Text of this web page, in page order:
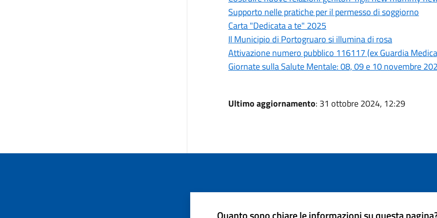
Supporto nelle pratiche per il permesso di soggiorno
Carta "Dedicata a te" 2025
Il Municipio di Portogruaro si illumina di rosa
Attivazione numero pubblico 116117 (ex Guardia
Giornate sulla Salute Mentale: 08, 09 e 10 novembre
Ultimo aggiornamento: 31 ottobre 2024, 12:29